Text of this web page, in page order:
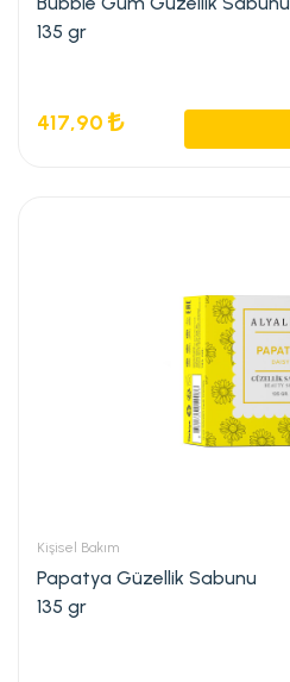
135 gr
417,90
Kişisel Bakım
Papatya Güzellik Sabunu
135 gr